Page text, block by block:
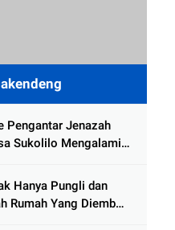
Pengantar Jenazah
Sukolilo Mengalami
Hanya Pungli dan
Rumah Yang Diembat,